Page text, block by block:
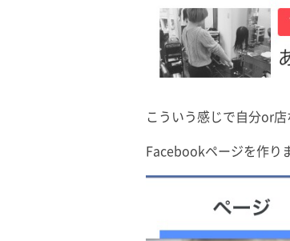
こういう感じで自分or
Facebookページを作り